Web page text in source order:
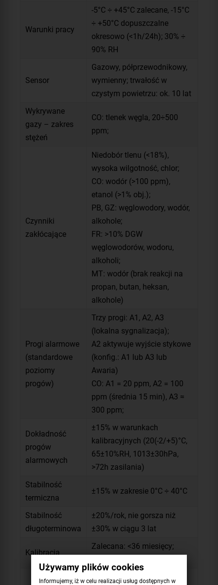
Warunki pracy
-5°C ÷ +45°C zalecane, -15°C
÷ +50°C dopuszczalne
okresowo (<1h/24h); 30% ÷
90% RH
Sensor
Gazowy, półprzewodnikowy,
wymienny; trwałość w
czystym powietrzu: ok. 10 lat
Wykrywane
gazy – zakres
stężeń
CO: tlenek węgla, 20÷500
ppm;
Czynniki
zakłócające
Niedobór tlenu (<18%),
wysoka wilgotność, chlor;
CO: wodór (>100 ppm),
etanol (>1% obj.);
PB, GZ: węglowodory, wodór,
alkohole;
FR: >10% DGW
węglowodorów, wodoru,
alkoholi;
MT: wodór (brak reakcji na
propan, butan, heksan,
alkohole)
Progi alarmowe
(standardowe
poziomy
progów)
Trzy progi: A1, A2, A3
(lokalna sygnalizacja);
A2 aktywuje wyjście stykowe
(konfig.: A1 lub A3 lub
Awaria)
CO: A1 = 20 ppm, A2 = 100
ppm (średnia 15 min), A3 ≈
300 ppm;
Dokładność
progów
alarmowych
±15% w warunkach
kalibracyjnych (20(-2/+5)°C,
65±10%RH, 1013±30hPa,
>72h zasilania)
Stabilność
termiczna
±15% w zakresie 0°C ÷ 40°C
Stabilność
długoterminowa
±20%/rok, nie gorsza niż
±30% w ciągu 3 lat
Kalibracja
Zalecana: <36 miesięcy;
Optyczna: LED czerwone
Używamy plików cookies
Informujemy, iż w celu realizacji usług dostępnych w